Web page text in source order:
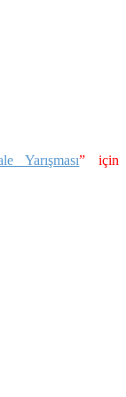
Yarışması” için